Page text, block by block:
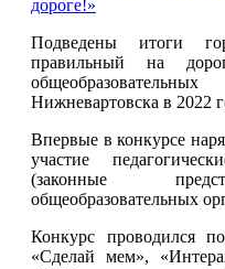
Подведены итоги
правильный на
Нижневартовска в 2022
Впервые в конкурсе
участие
(законные
общеобразовательных
Конкурс проводился
«Сделай мем»,